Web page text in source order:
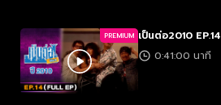
PREMIUM เป็นต่อ2010 EP.14
0:41:00 นาที